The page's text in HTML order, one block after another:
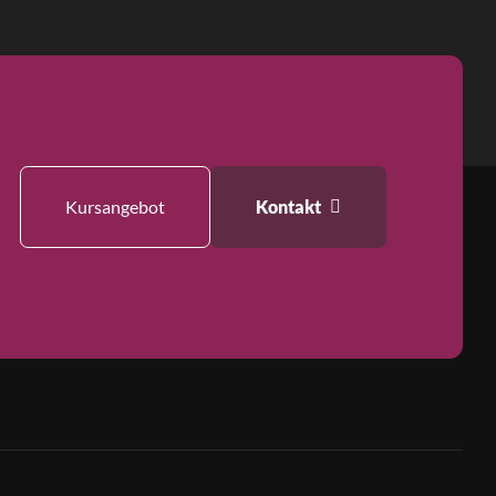
Kursangebot Kontakt